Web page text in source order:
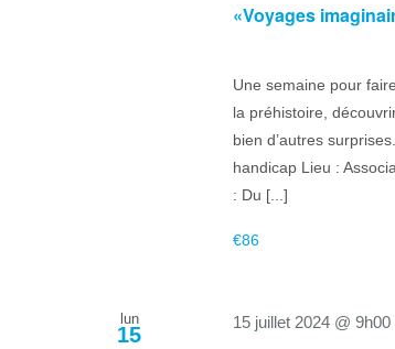
«Voyages
Une semaine pour
la préhistoire,
bien d’autres
handicap Lieu :
: Du [...]
€86
lun
15
15 juillet 2024 @ 9h00